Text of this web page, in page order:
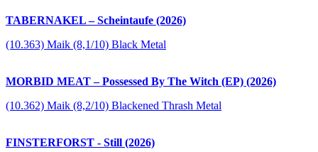
TABERNAKEL – Scheintaufe (2026)
(10.363) Maik (8,1/10) Black Metal
MORBID MEAT – Possessed By The Witch (EP) (2026)
(10.362) Maik (8,2/10) Blackened Thrash Metal
FINSTERFORST - Still (2026)